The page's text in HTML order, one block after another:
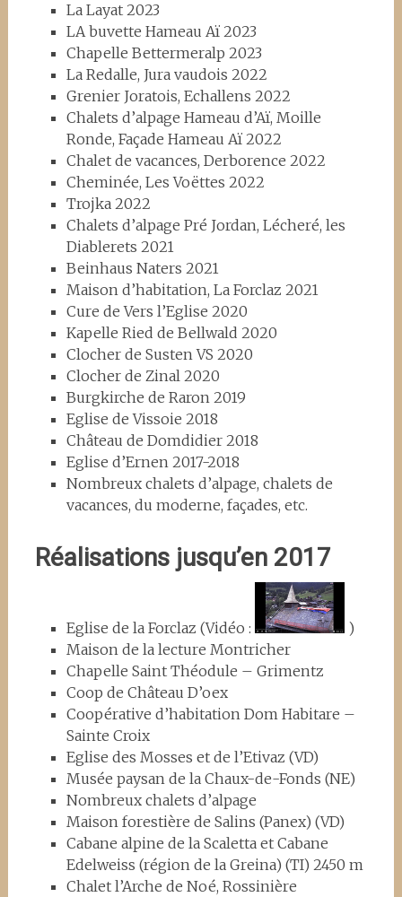
La Layat 2023
LA buvette Hameau Aï 2023
Chapelle Bettermeralp 2023
La Redalle, Jura vaudois 2022
Grenier Joratois, Echallens 2022
Chalets d’alpage Hameau d’Aï, Moille
Ronde, Façade Hameau Aï 2022
Chalet de vacances, Derborence 2022
Cheminée, Les Voëttes 2022
Trojka 2022
Chalets d’alpage Pré Jordan, Lécheré, les
Diablerets 2021
Beinhaus Naters 2021
Maison d’habitation, La Forclaz 2021
Cure de Vers l’Eglise 2020
Kapelle Ried de Bellwald 2020
Clocher de Susten VS 2020
Clocher de Zinal 2020
Burgkirche de Raron 2019
Eglise de Vissoie 2018
Château de Domdidier 2018
Eglise d’Ernen 2017-2018
Nombreux chalets d’alpage, chalets de
vacances, du moderne, façades, etc.
Réalisations jusqu’en 2017
Eglise de la Forclaz (Vidéo :
)
Maison de la lecture Montricher
Chapelle Saint Théodule – Grimentz
Coop de Château D’oex
Coopérative d’habitation Dom Habitare –
Sainte Croix
Eglise des Mosses et de l’Etivaz (VD)
Musée paysan de la Chaux-de-Fonds (NE)
Nombreux chalets d’alpage
Maison forestière de Salins (Panex) (VD)
Cabane alpine de la Scaletta et Cabane
Edelweiss (région de la Greina) (TI) 2450 m
Chalet l’Arche de Noé, Rossinière